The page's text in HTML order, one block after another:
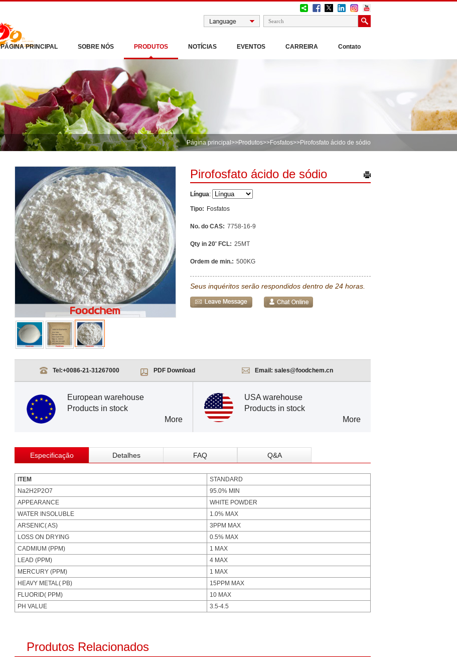
PÁGINA PRINCIPAL SOBRE NÓS PRODUTOS NOTÍCIAS EVENTOS CARREIRA Contato
Página principal >>Produtos>>Fosfatos>>Pirofosfato ácido de sódio
Pirofosfato ácido de sódio
Língua:
Tipo: Fosfatos
No. do CAS: 7758-16-9
Qty in 20' FCL: 25MT
Ordem de min.: 500KG
Seus inquéritos serão respondidos dentro de 24 horas.
Tel:+0086-21-31267000 PDF Download Email: sales@foodchem.cn
European warehouse
Products in stock
More
USA warehouse
Products in stock
More
Especificação Detalhes FAQ Q&A
ITEM
STANDARD
Na2H2P2O7
95.0% MIN
APPEARANCE
WHITE POWDER
WATER INSOLUBLE
1.0% MAX
ARSENIC( AS)
3PPM MAX
LOSS ON DRYING
0.5% MAX
CADMIUM (PPM)
1 MAX
LEAD (PPM)
4 MAX
MERCURY (PPM)
1 MAX
HEAVY METAL( PB)
15PPM MAX
FLUORID( PPM)
10 MAX
PH VALUE
3.5-4.5
Produtos Relacionados